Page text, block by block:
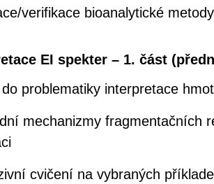
verifikace bioanalytické metody
EI spekter – 1. část
problematiky interpretace
mechanizmy fragmentačních
cvičení na vybraných